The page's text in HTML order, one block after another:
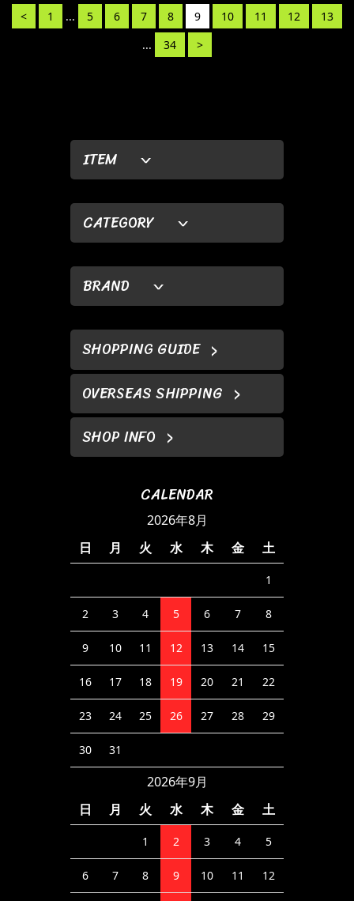
ITEM
CATEGORY
BRAND
SHOPPING GUIDE
OVERSEAS SHIPPING
SHOP INFO
CALENDAR
2026年8月
日
月 火 水 木 金 土
1
2 3 4 5 6 7 8
9 10 11 12 13 14 15
16 17 18 19 20 21 22
23 24 25 26 27 28 29
30 31
2026年9月
日
月 火 水 木 金 土
1 2 3 4 5
6 7 8 9 10 11 12
< 1 ... 5 6 7 8 9 10 11 12
13
...
34 >